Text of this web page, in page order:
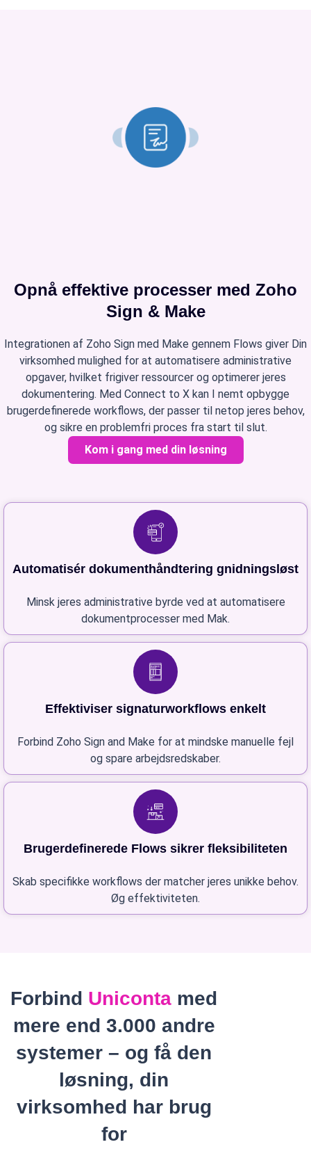
Opnå effektive processer med Zoho
Sign & Make
Integrationen af Zoho Sign med Make gennem Flows giver Din
virksomhed mulighed for at automatisere administrative
opgaver, hvilket frigiver ressourcer og optimerer jeres
dokumentering. Med Connect to X kan I nemt opbygge
brugerdefinerede workflows, der passer til netop jeres behov,
og sikre en problemfri proces fra start til slut.
Kom i gang med din løsning
Automatisér dokumenthåndtering gnidningsløst
Minsk jeres administrative byrde ved at automatisere
dokumentprocesser med Mak.
Effektiviser signaturworkflows enkelt
Forbind Zoho Sign and Make for at mindske manuelle fejl
og spare arbejdsredskaber.
Brugerdefinerede Flows sikrer fleksibiliteten
Skab specifikke workflows der matcher jeres unikke behov.
Øg effektiviteten.
Forbind Uniconta med
mere end 3.000 andre
systemer – og få den
løsning, din
virksomhed har brug
for